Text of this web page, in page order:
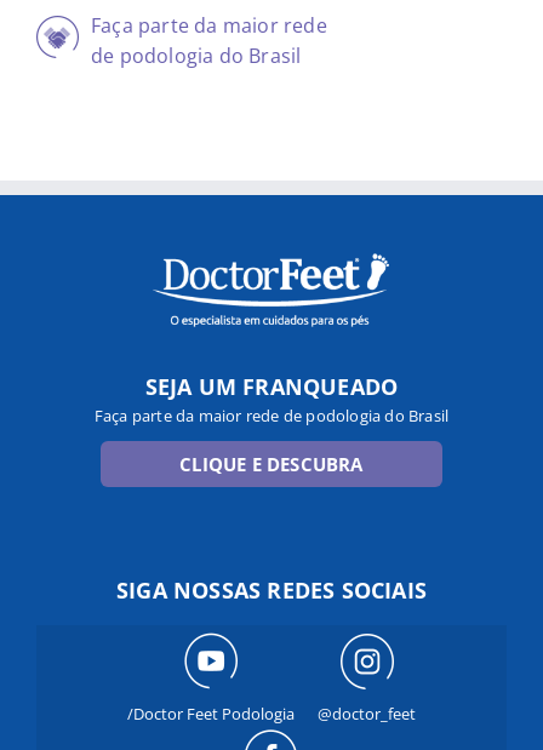
Faça parte da maior rede
de podologia do Brasil
SEJA UM FRANQUEADO
Faça parte da maior rede de podologia do Brasil
CLIQUE E DESCUBRA
SIGA NOSSAS REDES SOCIAIS
/Doctor Feet Podologia @doctor_feet